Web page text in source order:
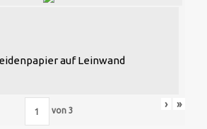
auf Leinwand
von 3
› »